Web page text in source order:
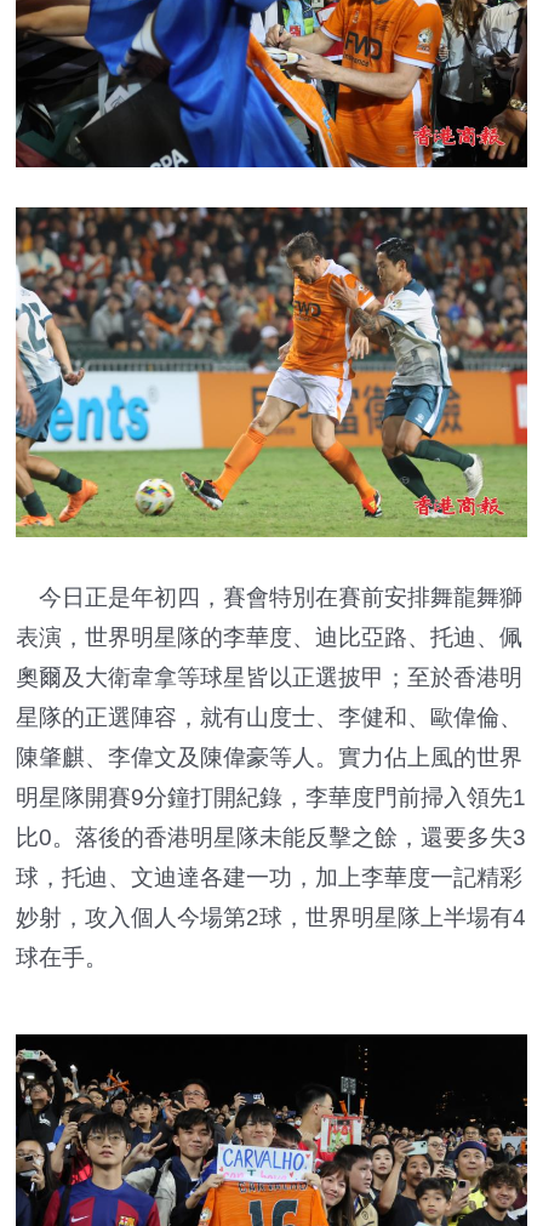
今日正是年初四，賽會特別在賽前安排舞龍舞獅
表演，世界明星隊的李華度、迪比亞路、托迪、佩
奧爾及大衛韋拿等球星皆以正選披甲；至於香港明
星隊的正選陣容，就有山度士、李健和、歐偉倫、
陳肇麒、李偉文及陳偉豪等人。實力佔上風的世界
明星隊開賽9分鐘打開紀錄，李華度門前掃入領先1
比0。落後的香港明星隊未能反擊之餘，還要多失3
球，托迪、文迪達各建一功，加上李華度一記精彩
妙射，攻入個人今場第2球，世界明星隊上半場有4
球在手。